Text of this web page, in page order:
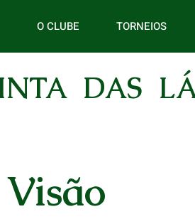
O CLUBE TORNEIOS
DAS
Visão